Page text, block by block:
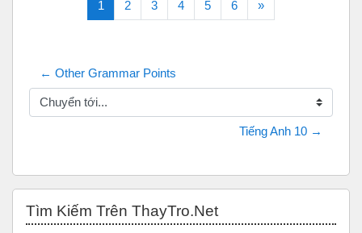
1 (current)
2 3 4 5 6 »Tiếp theo
← Other Grammar Points
Chuyển tới...
Tiếng Anh 10 →
Tìm Kiếm Trên ThayTro.Net